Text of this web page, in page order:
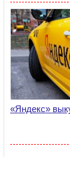
«Яндекс»